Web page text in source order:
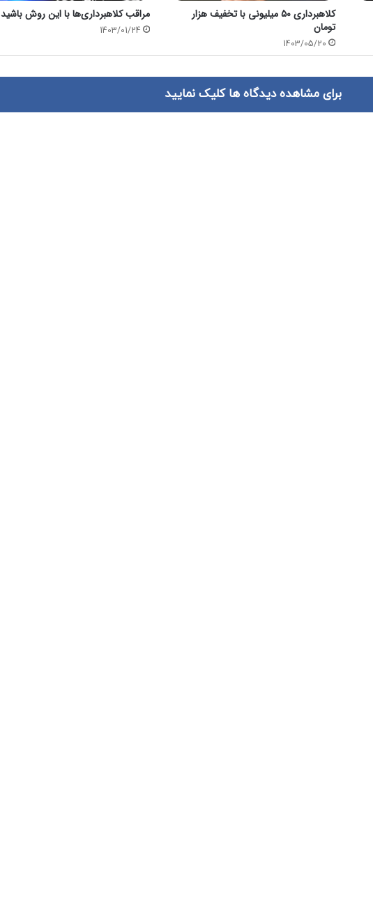
کلاهبرداری ۵۰ میلیونی با تخفیف هزار
تومان
1403/05/20
مراقب کلاهبرداری‌ها با این روش باشید
1403/01/24
برای مشاهده دیدگاه ها کلیک نمایید